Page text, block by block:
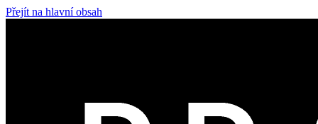
Přejít na hlavní obsah